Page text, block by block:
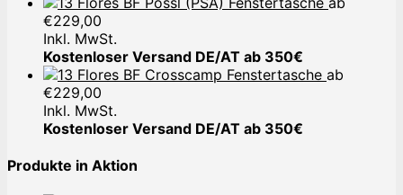
€229,00
Inkl. MwSt.
Kostenloser Versand DE/AT ab 350€
Crosscamp Fenstertasche ab
€229,00
Inkl. MwSt.
Kostenloser Versand DE/AT ab 350€
Produkte in Aktion